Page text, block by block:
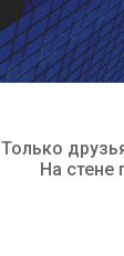
Только
На стене